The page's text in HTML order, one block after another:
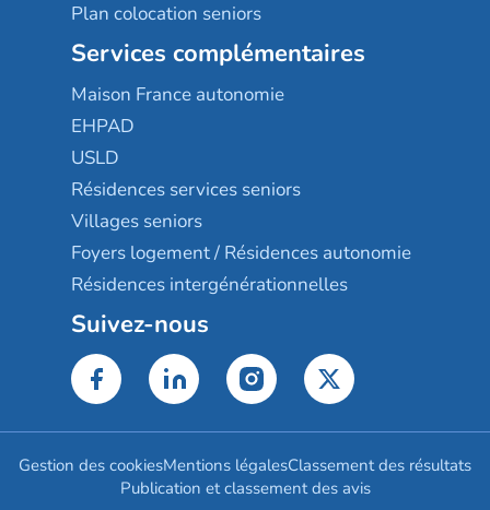
Plan colocation seniors
Services complémentaires
Maison France autonomie
EHPAD
USLD
Résidences services seniors
Villages seniors
Foyers logement / Résidences autonomie
Résidences intergénérationnelles
Suivez-nous
Gestion des cookiesMentions légalesClassement des résultats
Publication et classement des avis